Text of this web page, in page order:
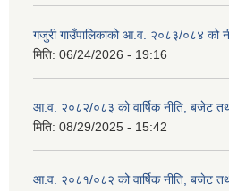
गजुरी गाउँपालिकाको आ.व. २०८३/०८४ को
मिति: 06/24/2026 - 19:16
आ.व. २०८२/०८३ को वार्षिक नीति, बजेट
मिति: 08/29/2025 - 15:42
आ.व. २०८१/०८२ को वार्षिक नीति, बजेट